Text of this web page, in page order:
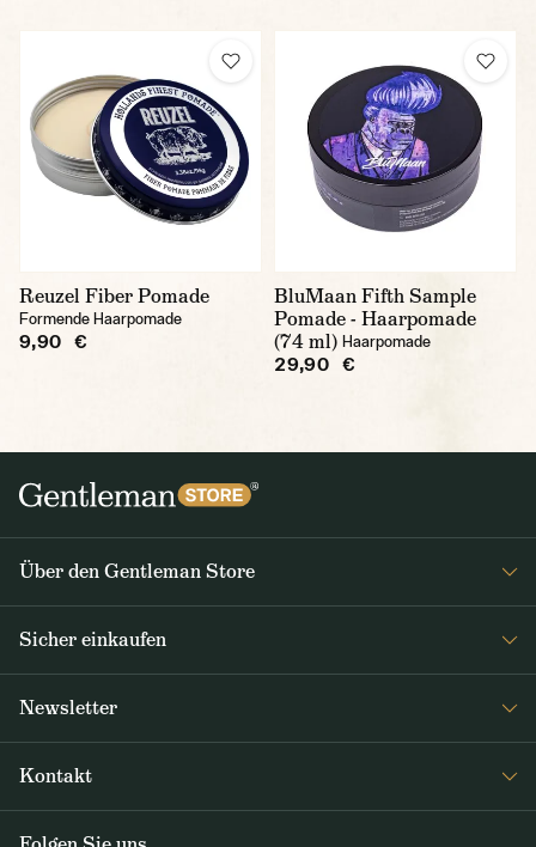
Reuzel Fiber Pomade
Formende Haarpomade
9,90 €
BluMaan Fifth Sample
Pomade - Haarpomade
(74 ml) Haarpomade
29,90 €
Über den Gentleman Store
Sicher einkaufen
Trusted Shops Zertifikat
Newsletter
Gentleman Store sowie Nachrichten über neue Produkte und
Sonderangebote
Kontakt